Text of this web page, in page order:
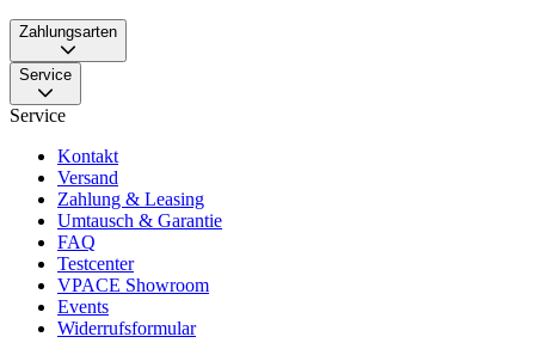
Zahlungsarten
Service
Service
Kontakt
Versand
Zahlung & Leasing
Umtausch & Garantie
FAQ
Testcenter
VPACE Showroom
Events
Widerrufsformular